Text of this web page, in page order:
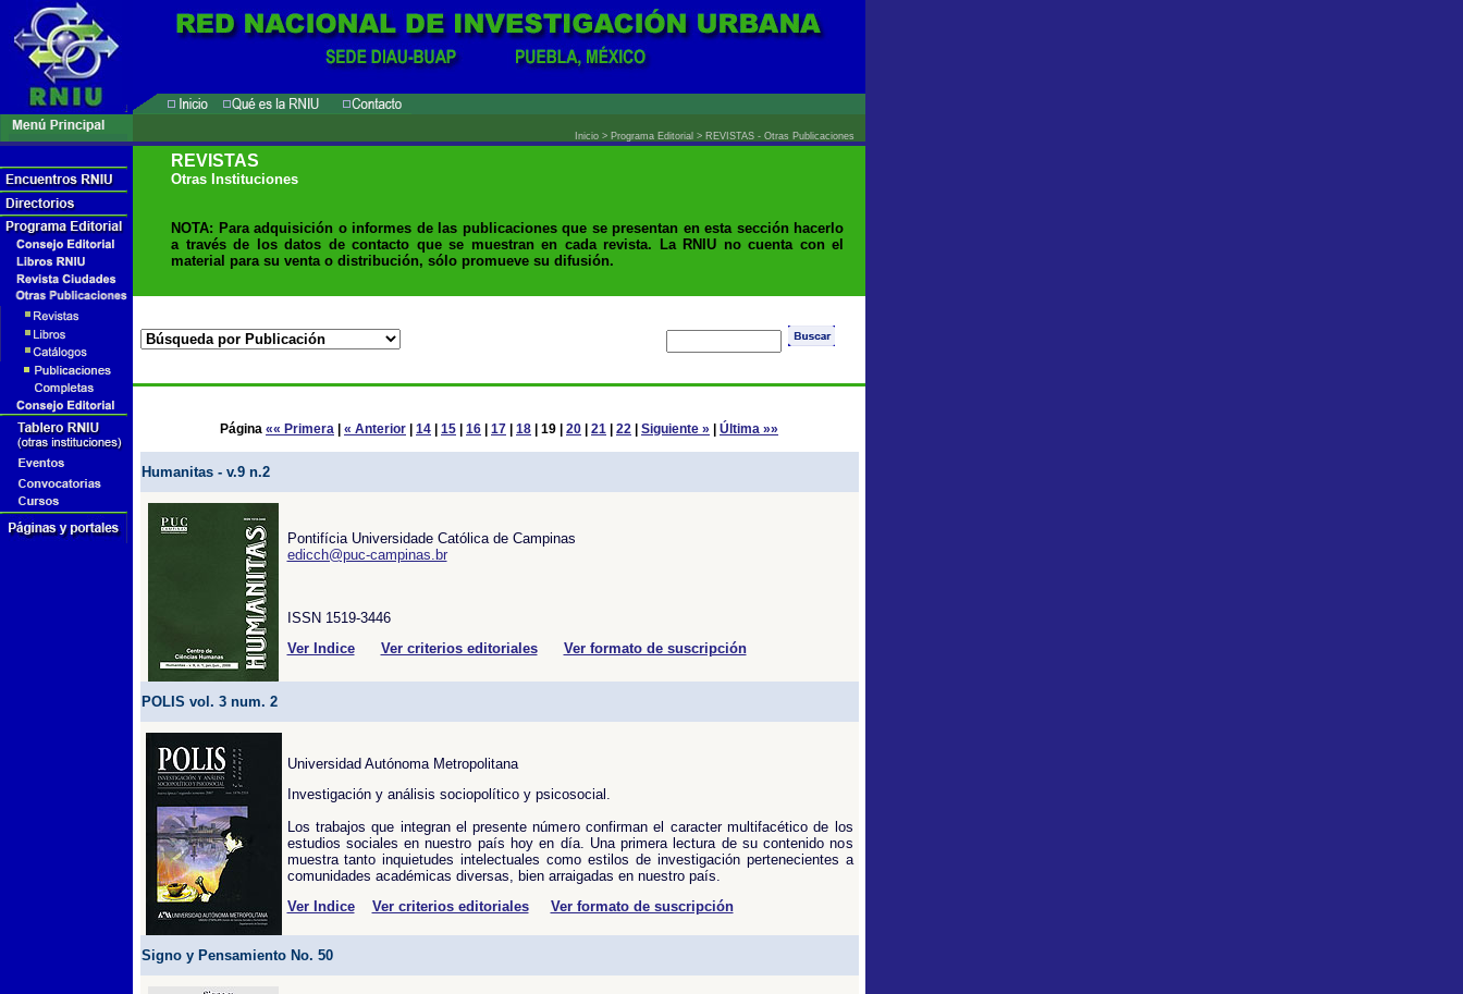
Inicio > Programa Editorial > REVISTAS - Otras Publicaciones
REVISTAS
Otras Instituciones
NOTA: Para adquisición o informes de las publicaciones que se presentan en esta sección hacerlo
a través de los datos de contacto que se muestran en cada revista. La RNIU no cuenta con el
material para su venta o distribución, sólo promueve su difusión.
Página «« Primera « Anterior 14 15 16 17 18 19 20 21 22 Siguiente » Última »»
Humanitas - v.9 n.2
Pontifícia Universidade Católica de Campinas
edicch@puc-campinas.br
ISSN 1519-3446
Ver Indice
Ver criterios editoriales Ver formato de suscripción
POLIS vol. 3 num. 2
Universidad Autónoma Metropolitana
Investigación y análisis sociopolítico y psicosocial.
Los trabajos que integran el presente número confirman el caracter multifacético de los
estudios sociales en nuestro país hoy en día. Una primera lectura de su contenido nos
muestra tanto inquietudes intelectuales como estilos de investigación pertenecientes a
comunidades académicas diversas, bien arraigadas en nuestro país.
Ver Indice
Ver criterios editoriales Ver formato de suscripción
Signo y Pensamiento No. 50